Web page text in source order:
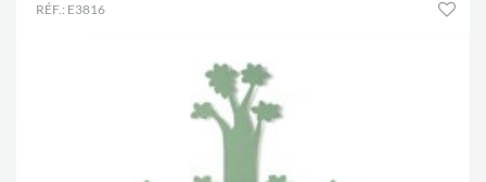
RÉF.: E3816